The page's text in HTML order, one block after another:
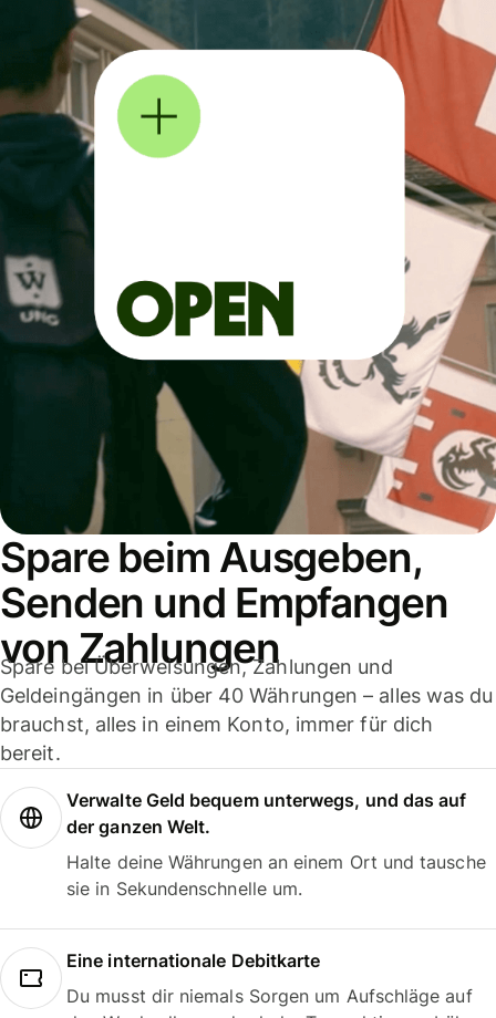
Spare beim Ausgeben,
Senden und Empfangen
von Zahlungen
Spare bei Überweisungen, Zahlungen und
Geldeingängen in über 40 Währungen – alles was du
brauchst, alles in einem Konto, immer für dich
bereit.
Verwalte Geld bequem unterwegs, und das auf
der ganzen Welt.
Halte deine Währungen an einem Ort und tausche
sie in Sekundenschnelle um.
Eine internationale Debitkarte
Du musst dir niemals Sorgen um Aufschläge auf